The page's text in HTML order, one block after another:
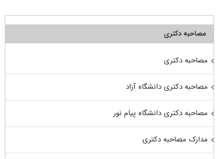
مصاحبه دکتری
مصاحبه دکتری
مصاحبه دکتری دانشگاه آزاد
مصاحبه دکتری دانشگاه پیام نور
مدارک مصاحبه دکتری